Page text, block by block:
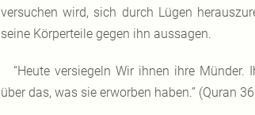
versuchen wird, sich durch Lügen
seine Körperteile gegen ihn aussagen.
“Heute versiegeln Wir ihnen ihre
über das, was sie erworben haben.” (Quran